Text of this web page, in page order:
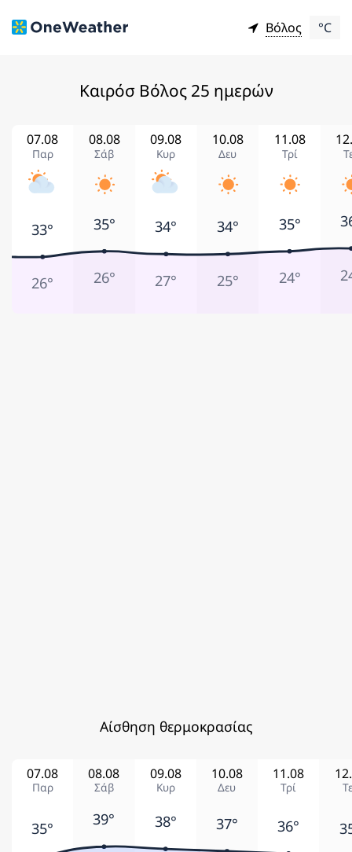
Βόλος °C
Kαιρόσ Βόλος 25 ημερών
Παρ
07.08
Σάβ
08.08
Κυρ
09.08
Δευ
10.08
Τρί
11.08
33°
26°
35°
26°
34°
27°
34°
25°
35°
24°
Αίσθηση θερμοκρασίας
Παρ
07.08
Σάβ
08.08
Κυρ
09.08
Δευ
10.08
Τρί
11.08
35° 39° 38° 37° 36°